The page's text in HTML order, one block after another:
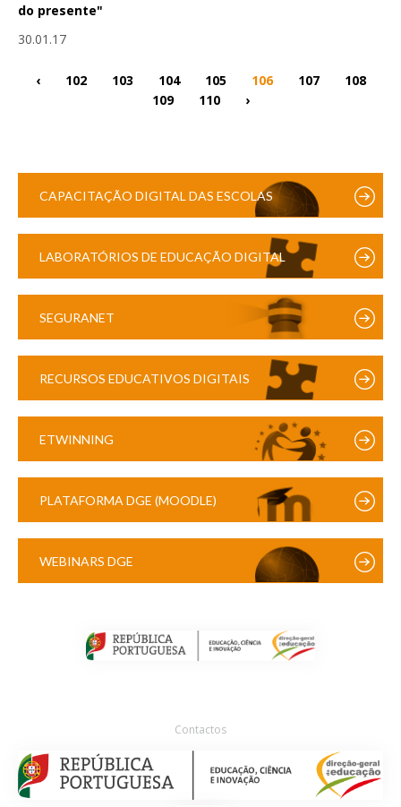
do presente"
30.01.17
‹ 102 103 104 105 106 107
108
109
110 ›
CAPACITAÇÃO DIGITAL DAS ESCOLAS
LABORATÓRIOS DE EDUCAÇÃO DIGITAL
SEGURANET
RECURSOS EDUCATIVOS DIGITAIS
ETWINNING
PLATAFORMA DGE (MOODLE)
WEBINARS DGE
Contactos